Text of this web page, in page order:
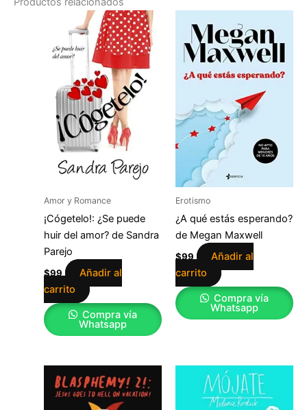
Amor y Romance
¡Cógetelo!: ¿Se puede
huir del amor? de Sandra
Parejo
$99
Añadir al
carrito
Compra vía
Whatsapp
Erotismo
¿A qué estás esperando?
de Megan Maxwell
$99
Añadir al
carrito
Compra vía
Whatsapp